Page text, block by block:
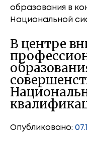
образования в
Национальной
В центре
Опубликовано: